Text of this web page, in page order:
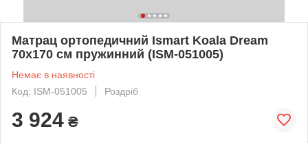
Матрац ортопедичний Ismart Koala Dream
70х170 см пружинний (ISM-051005)
Немає в наявності
Код: ISM-051005
Роздріб
3 924 ₴